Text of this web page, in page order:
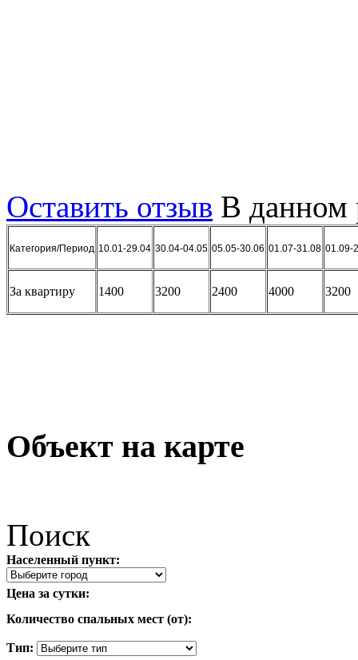
Оставить отзыв В данном
Категория/Период 10.01-29.04 30.04-04.05 05.05-30.06 01.07-31.08 01.09-
За квартиру 1400 3200 2400 4000 3200
Объект на карте
Поиск
Населенный пункт:
Цена за сутки:
Количество спальных мест (от):
Тип: